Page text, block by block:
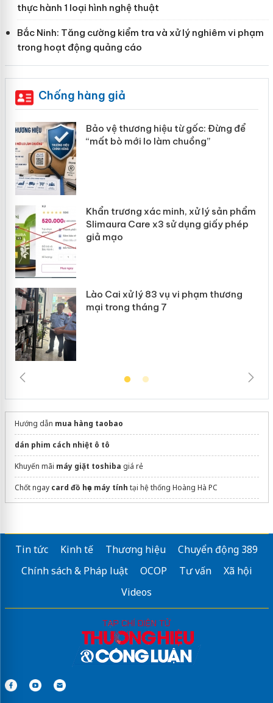
thực hành 1 loại hình nghệ thuật
Bắc Ninh: Tăng cường kiểm tra và xử lý nghiêm vi phạm
trong hoạt động quảng cáo
Chống hàng giả
Bảo vệ thương hiệu từ gốc: Đừng để
“mất bò mới lo làm chuồng”
Khẩn trương xác minh, xử lý sản phẩm
Slimaura Care x3 sử dụng giấy phép
giả mạo
Lào Cai xử lý 83 vụ vi phạm thương
mại trong tháng 7
Hướng dẫn mua hàng taobao
dán phim cách nhiệt ô tô
Khuyến mãi máy giặt toshiba giá rẻ
Chốt ngay card đồ họa máy tính tại hệ thống Hoàng Hà PC
Tin tức Kinh tế Thương hiệu
Chuyển động 389
Chính sách & Pháp luật
OCOP Tư vấn
Xã hội
Videos